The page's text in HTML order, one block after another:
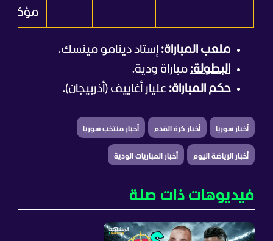
مؤكد)
ملعب المباراة: إستاد دينامو مينسك.
البطولة: مباراة ودية.
حكم المباراة: عليار أغاييف (أذربيجان).
أخبار سوريا أخبار كرة القدم أخبار منتخب سوريا
أخبار الرياضة اليوم أخبار المباريات الودية
فيديوهات ذات صلة